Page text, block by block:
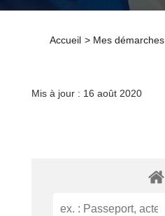
Accueil > Mes démarches
Mis à jour : 16 août 2020